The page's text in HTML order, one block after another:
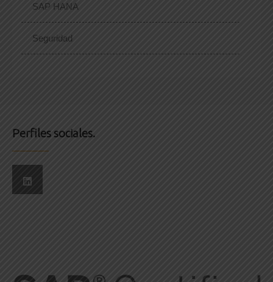
SAP HANA
Seguridad
Perfiles sociales.